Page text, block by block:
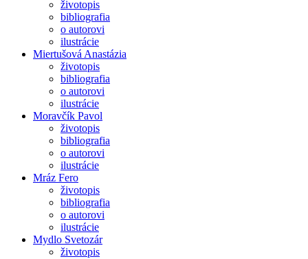
životopis
bibliografia
o autorovi
ilustrácie
Miertušová Anastázia
životopis
bibliografia
o autorovi
ilustrácie
Moravčík Pavol
životopis
bibliografia
o autorovi
ilustrácie
Mráz Fero
životopis
bibliografia
o autorovi
ilustrácie
Mydlo Svetozár
životopis